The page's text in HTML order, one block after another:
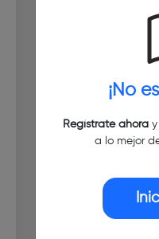
¡No
Regístrate ahoray
a lo mejor